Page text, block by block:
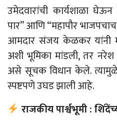
उमेदवारांची कार्यशाळा
पार” आणि “महापौर
आमदार संजय केळकर यांनी
अशी भूमिका मांडली, तर
असे सूचक विधान केले. त्यामुळे
स्पष्टपणे उघड झाली आहे.
राजकीय पार्श्वभूमी :